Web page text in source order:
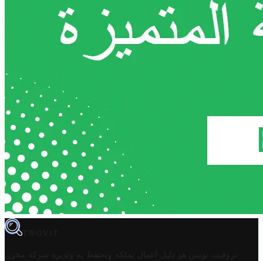
TROVIT
تروفيت تونس هو دليل أعمال تملكه وتحتفظ به وتديره
شركة مخزن